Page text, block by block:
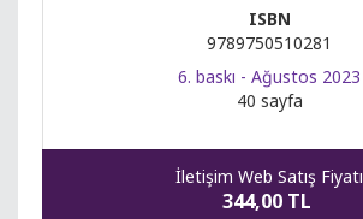
ISBN
9789750510281
6. baskı - Ağustos 2023
40 sayfa
İletişim Web Satış Fiyatı
344,00 TL